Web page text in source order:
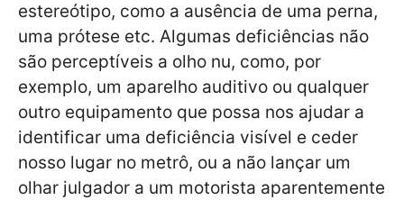
estereótipo, como a ausência de uma perna,
uma prótese etc. Algumas deficiências não
são perceptíveis a olho nu, como, por
exemplo, um aparelho auditivo ou qualquer
outro equipamento que possa nos ajudar a
identificar uma deficiência visível e ceder
nosso lugar no metrô, ou a não lançar um
olhar julgador a um motorista aparentemente